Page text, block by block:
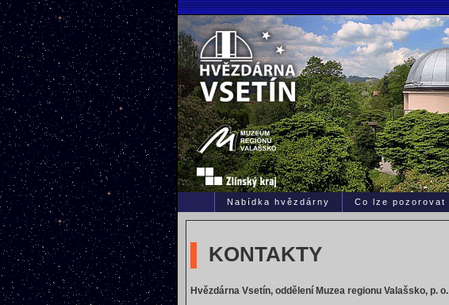
Nabídka hvězdárny Co lze pozorovat
KONTAKTY
Hvězdárna Vsetín, oddělení Muzea regionu Valašsko, p. o.